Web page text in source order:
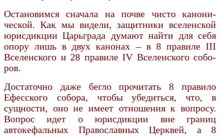
Остановимся сначала на почве чисто канони­
ческой. Как мы видели, защитники вселенской
юрисдикции Царьграда думают найти для себя
опору лишь в двух канонах – в 8 правиле III
Вселенского и 28 правиле IV Вселенского собо­
ров.
Достаточно даже бегло прочитать 8 правило
Ефесского собора, чтобы убедиться, что, в
сущности, оно не имеет отношения к вопросу.
Во­прос идет о юрисдикции вне границ
автокефаль­ных Православных Церквей, а 8